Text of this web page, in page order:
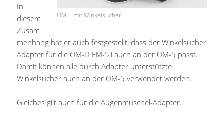
OM-5 mit Winkelsucher
In
diesem
Zusam
menhang hat er auch festgestellt, dass der Winkelsucher
Adapter für die OM-D EM-5ii auch an der OM-5 passt.
Damit können alle durch Adapter unterstützte
Winkelsucher auch an der OM-5 verwendet werden.
Gleiches gilt auch für die Augenmuschel-Adapter.